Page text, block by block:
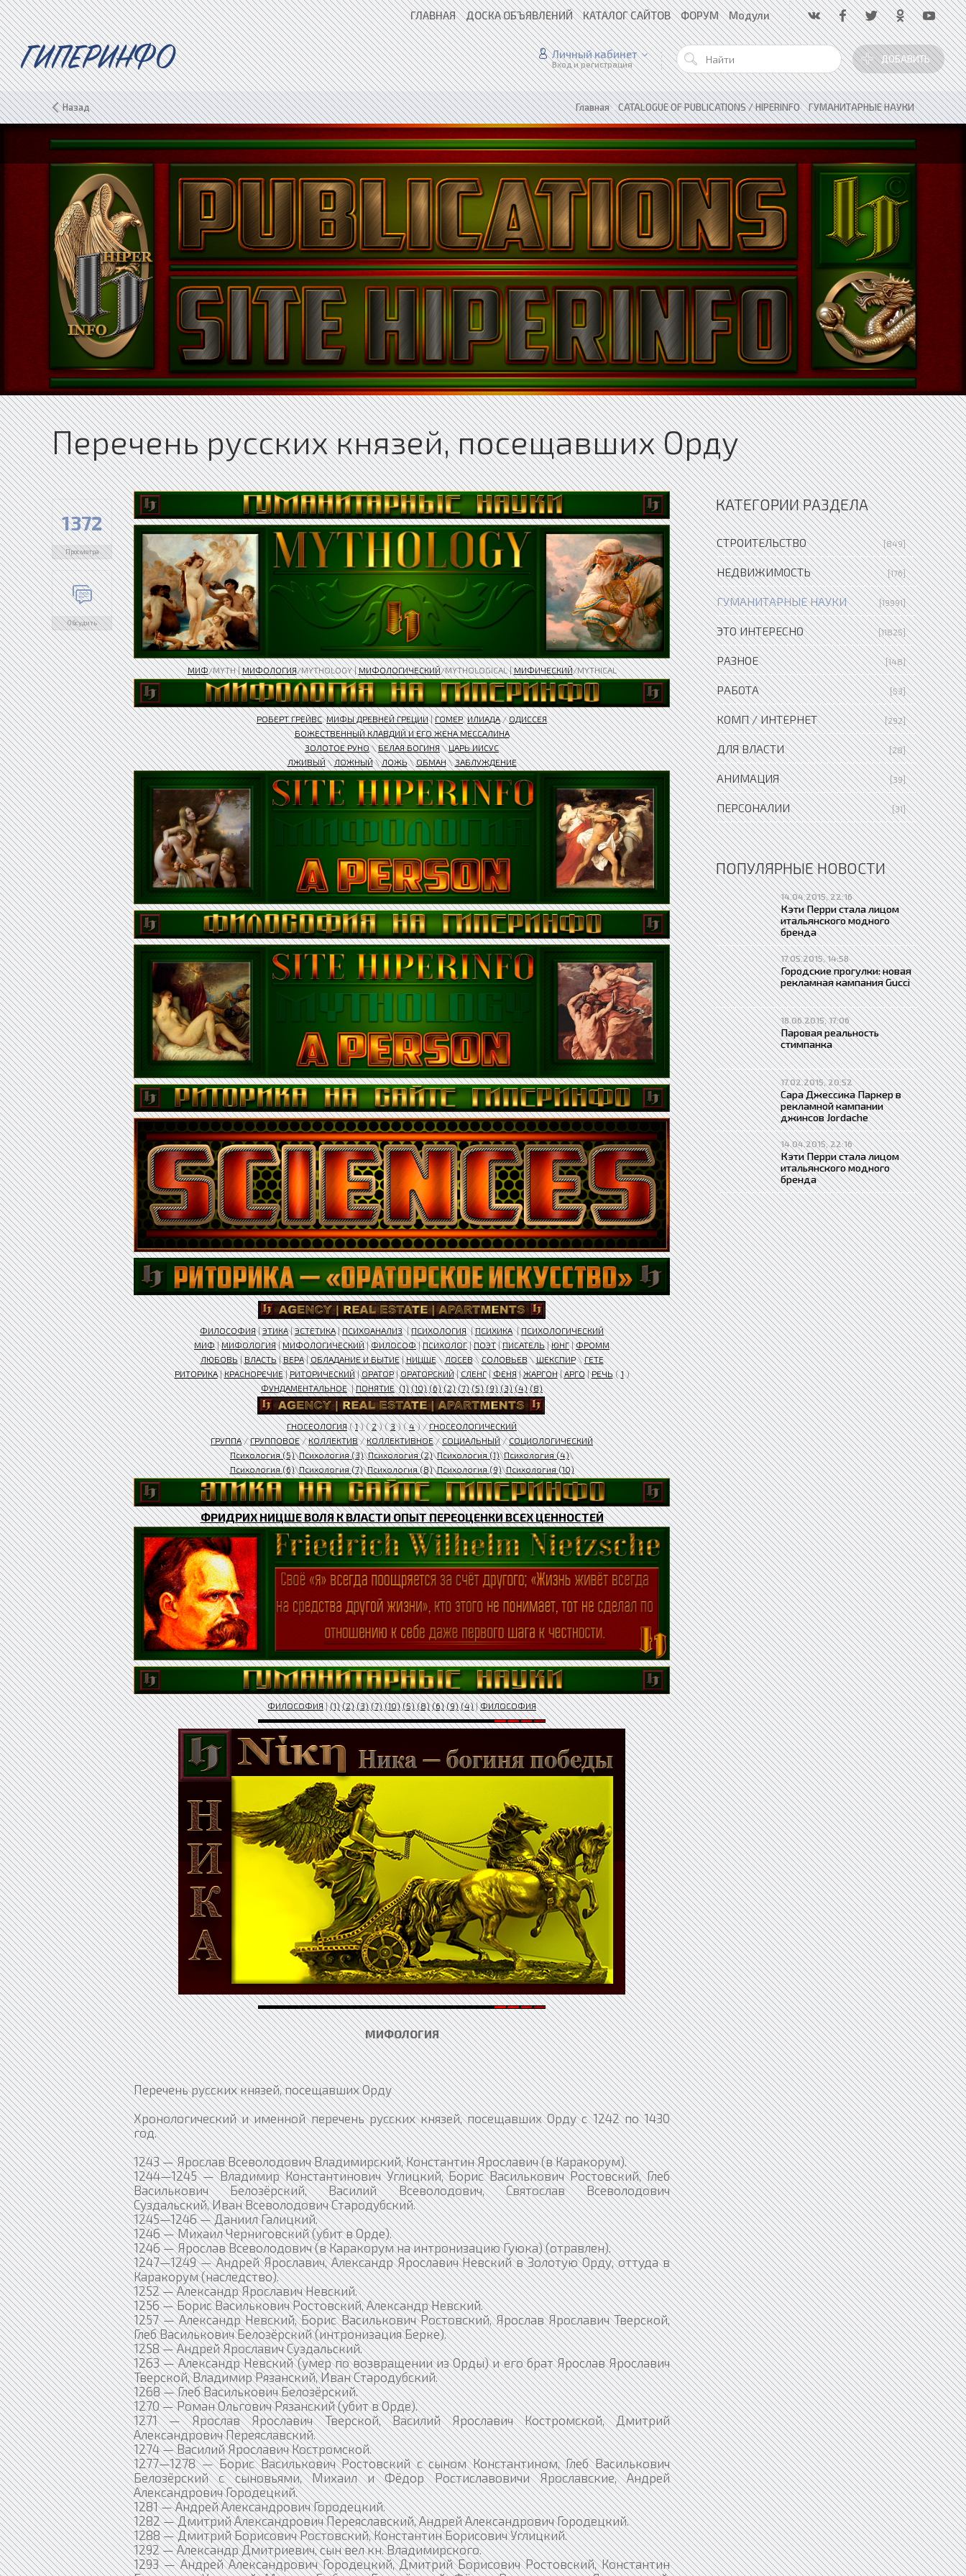
ГЛАВНАЯ ДОСКА ОБЪЯВЛЕНИЙ КАТАЛОГ САЙТОВ ФОРУМ Модули
ГИПЕРИНФО ДОБАВИТЬ
Личный кабинет
Вход и регистрация
Назад Главная»CATALOGUE OF PUBLICATIONS / HIPERINFO»ГУМАНИТАРНЫЕ НАУКИ
Перечень русских князей, посещавших Орду
1372
Просмотра
Обсудить
МИФ/MYTH |МИФОЛОГИЯ/MYTHOLOGY |МИФОЛОГИЧЕСКИЙ/MYTHOLOGICAL |МИФИЧЕСКИЙ/MYTHICAL
РОБЕРТ ГРЕЙВС.МИФЫ ДРЕВНЕЙ ГРЕЦИИ|ГОМЕР.ИЛИАДА/ОДИССЕЯ
БОЖЕСТВЕННЫЙ КЛАВДИЙ И ЕГО ЖЕНА МЕССАЛИНА​
ЗОЛОТОЕ РУНО\БЕЛАЯ БОГИНЯ\ЦАРЬ ИИСУС
ЛЖИВЫЙ\ЛОЖНЫЙ\ЛОЖЬ\ОБМАН\ЗАБЛУЖДЕНИЕ
ФИЛОСОФИЯ|ЭТИКА|ЭСТЕТИКА|ПСИХОАНАЛИЗ|ПСИХОЛОГИЯ|ПСИХИКА|ПСИХОЛОГИЧЕСКИЙ
МИФ|МИФОЛОГИЯ|МИФОЛОГИЧЕСКИЙ|ФИЛОСОФ|ПСИХОЛОГ|ПОЭТ|ПИСАТЕЛЬ|ЮНГ|ФРОММ
ЛЮБОВЬ|ВЛАСТЬ|ВЕРА|ОБЛАДАНИЕ И БЫТИЕ|НИЦШЕ\ЛОСЕВ\СОЛОВЬЕВ\ШЕКСПИР\ГЕТЕ
РИТОРИКА|КРАСНОРЕЧИЕ|РИТОРИЧЕСКИЙ|ОРАТОР|ОРАТОРСКИЙ|СЛЕНГ|ФЕНЯ|ЖАРГОН|АРГО|РЕЧЬ(1)
ФУНДАМЕНТАЛЬНОЕ|ПОНЯТИЕ (1) (10) (6) (2) (7) (5) (9) (3) (4) (8)
ГНОСЕОЛОГИЯ(1) (2) (3) (4) /ГНОСЕОЛОГИЧЕСКИЙ
ГРУППА/ГРУППОВОЕ/КОЛЛЕКТИВ/КОЛЛЕКТИВНОЕ/СОЦИАЛЬНЫЙ/СОЦИОЛОГИЧЕСКИЙ
Психология (5)\Психология (3)\Психология (2)\Психология (1)\Психология (4)\
Психология (6)\Психология (7)\Психология (8)\Психология (9)\Психология (10)
ФРИДРИХ НИЦШЕ ВОЛЯ К ВЛАСТИ ОПЫТ ПЕРЕОЦЕНКИ ВСЕХ ЦЕННОСТЕЙ
ФИЛОСОФИЯ|(1) (2) (3) (7) (10) (5) (8) (6) (9) (4)|ФИЛОСОФИЯ
МИФОЛОГИЯ
Перечень русских князей, посещавших Орду
Хронологический и именной перечень русских князей, посещавших Орду с 1242 по 1430
год.
1243 — Ярослав Всеволодович Владимирский, Константин Ярославич (в Каракорум).
1244—1245 — Владимир Константинович Углицкий, Борис Василькович Ростовский, Глеб
Василькович Белозёрский, Василий Всеволодович, Святослав Всеволодович
Суздальский, Иван Всеволодович Стародубский.
1245—1246 — Даниил Галицкий.
1246 — Михаил Черниговский (убит в Орде).
1246 — Ярослав Всеволодович (в Каракорум на интронизацию Гуюка) (отравлен).
1247—1249 — Андрей Ярославич, Александр Ярославич Невский в Золотую Орду, оттуда в
Каракорум (наследство).
1252 — Александр Ярославич Невский.
1256 — Борис Василькович Ростовский, Александр Невский.
1257 — Александр Невский, Борис Василькович Ростовский, Ярослав Ярославич Тверской,
Глеб Василькович Белозёрский (интронизация Берке).
1258 — Андрей Ярославич Суздальский.
1263 — Александр Невский (умер по возвращении из Орды) и его брат Ярослав Ярославич
Тверской, Владимир Рязанский, Иван Стародубский.
1268 — Глеб Василькович Белозёрский.
1270 — Роман Ольгович Рязанский (убит в Орде).
1271 — Ярослав Ярославич Тверской, Василий Ярославич Костромской, Дмитрий
Александрович Переяславский.
1274 — Василий Ярославич Костромской.
1277—1278 — Борис Василькович Ростовский с сыном Константином, Глеб Василькович
Белозёрский с сыновьями, Михаил и Фёдор Ростиславовичи Ярославские, Андрей
Александрович Городецкий.
1281 — Андрей Александрович Городецкий.
1282 — Дмитрий Александрович Переяславский, Андрей Александрович Городецкий.
1288 — Дмитрий Борисович Ростовский, Константин Борисович Углицкий.
1292 — Александр Дмитриевич, сын вел кн. Владимирского.
1293 — Андрей Александрович Городецкий, Дмитрий Борисович Ростовский, Константин
КАТЕГОРИИ РАЗДЕЛА
СТРОИТЕЛЬСТВО [849]
НЕДВИЖИМОСТЬ [176]
ГУМАНИТАРНЫЕ НАУКИ [19991]
ЭТО ИНТЕРЕСНО [11825]
РАЗНОЕ [148]
РАБОТА [53]
КОМП / ИНТЕРНЕТ [292]
ДЛЯ ВЛАСТИ [28]
АНИМАЦИЯ [39]
ПЕРСОНАЛИИ [31]
ПОПУЛЯРНЫЕ НОВОСТИ
14.04.2015, 22:16
Кэти Перри стала лицом
итальянского модного
бренда
17.05.2015, 14:58
Городские прогулки: новая
рекламная кампания Gucci
18.06.2015, 17:06
Паровая реальность
стимпанка
17.02.2015, 20:52
Сара Джессика Паркер в
рекламной кампании
джинсов Jordache
14.04.2015, 22:16
Кэти Перри стала лицом
итальянского модного
бренда